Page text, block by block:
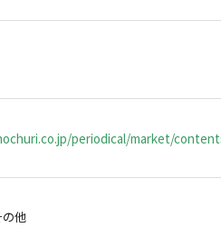
periodical/market/
の他